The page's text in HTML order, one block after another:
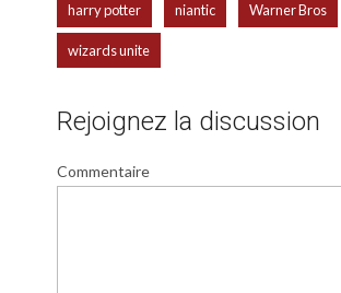
harry potter niantic Warner Bros
wizards unite
Rejoignez la discussion
Commentaire